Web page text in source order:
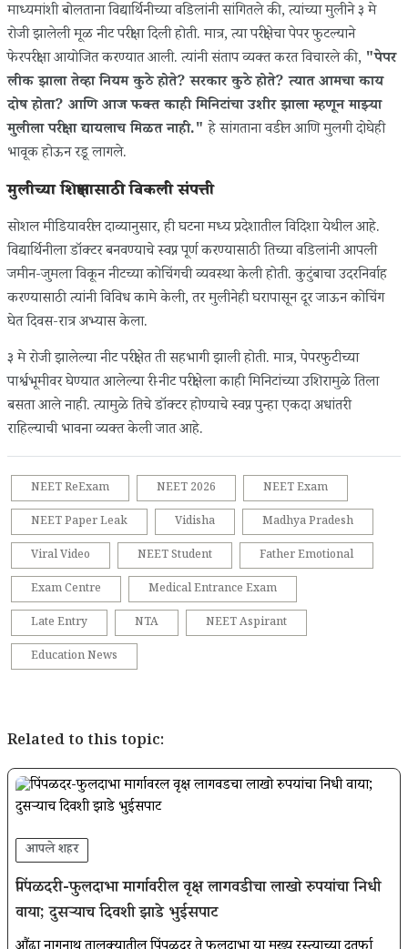
माध्यमांशी बोलताना विद्यार्थिनीच्या वडिलांनी सांगितले की, त्यांच्या मुलीने ३ मे
रोजी झालेली मूळ नीट परीक्षा दिली होती. मात्र, त्या परीक्षेचा पेपर फुटल्याने
फेरपरीक्षा आयोजित करण्यात आली. त्यांनी संताप व्यक्त करत विचारले की, "पेपर
लीक झाला तेव्हा नियम कुठे होते? सरकार कुठे होते? त्यात आमचा काय
दोष होता? आणि आज फक्त काही मिनिटांचा उशीर झाला म्हणून माझ्या
मुलीला परीक्षा द्यायलाच मिळत नाही."हे सांगताना वडील आणि मुलगी दोघेही
भावूक होऊन रडू लागले.
मुलीच्या शिक्षणासाठी विकली संपत्ती
सोशल मीडियावरील दाव्यानुसार, ही घटना मध्य प्रदेशातील विदिशा येथील आहे.
विद्यार्थिनीला डॉक्टर बनवण्याचे स्वप्न पूर्ण करण्यासाठी तिच्या वडिलांनी आपली
जमीन-जुमला विकून नीटच्या कोचिंगची व्यवस्था केली होती. कुटुंबाचा उदरनिर्वाह
करण्यासाठी त्यांनी विविध कामे केली, तर मुलीनेही घरापासून दूर जाऊन कोचिंग
घेत दिवस-रात्र अभ्यास केला.
३ मे रोजी झालेल्या नीट परीक्षेत ती सहभागी झाली होती. मात्र, पेपरफुटीच्या
पार्श्वभूमीवर घेण्यात आलेल्या री-नीट परीक्षेला काही मिनिटांच्या उशिरामुळे तिला
बसता आले नाही. त्यामुळे तिचे डॉक्टर होण्याचे स्वप्न पुन्हा एकदा अधांतरी
राहिल्याची भावना व्यक्त केली जात आहे.
NEET ReExam NEET 2026
NEET Exam
NEET Paper Leak
Vidisha
Madhya Pradesh
Viral Video
NEET Student
Father Emotional
Exam Centre
Medical Entrance Exam
Late Entry
NTA
NEET Aspirant
Education News
Related to this topic:
आपले शहर
पिंपळदरी-फुलदाभा मार्गावरील वृक्ष लागवडीचा लाखो रुपयांचा निधी
वाया; दुसऱ्याच दिवशी झाडे भुईसपाट